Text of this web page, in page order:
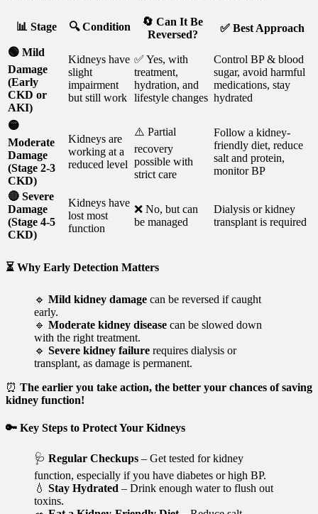
📊 Stage 🔍 Condition
🔄 Can It Be
Reversed?
✅ Best Approach
🟢 Mild
Damage
(Early
CKD or
AKI)
Kidneys have
slight
impairment
but still work
✅ Yes, with
treatment,
hydration, and
lifestyle changes
Control BP & blood
sugar, avoid harmful
medications, stay
hydrated
🟡
Moderate
Damage
(Stage 2-3
CKD)
Kidneys are
working at a
reduced level
⚠️ Partial
recovery
possible with
strict care
Follow a kidney-
friendly diet, reduce
salt and protein,
monitor BP
🔴 Severe
Damage
(Stage 4-5
CKD)
Kidneys have
lost most
function
❌ No, but can
be managed
Dialysis or kidney
transplant is required
⏳ Why Early Detection Matters
🔹 Mild kidney damage can be reversed if caught
early.
🔹 Moderate kidney disease can be slowed down
with the right treatment.
🔹 Severe kidney failure requires dialysis or
transplant, as damage is permanent.
⏰ The earlier you take action, the better your chances of saving
kidney function!
🔑 Key Steps to Protect Your Kidneys
🩺 Regular Checkups – Get tested for kidney
function, especially if you have diabetes or high BP.
💧 Stay Hydrated – Drink enough water to flush out
toxins.